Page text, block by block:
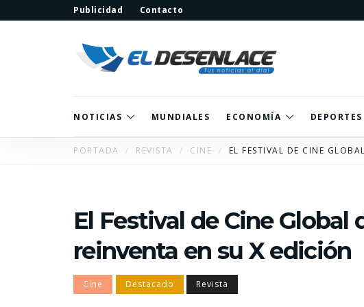
Publicidad Contacto
NOTICIAS MUNDIALES ECONOMÍA DEPORTES
PORTADA REVISTA CINE EL FESTIVAL DE CINE
El Festival de Cine Global
reinventa en su X edición
Cine Destacado Revista